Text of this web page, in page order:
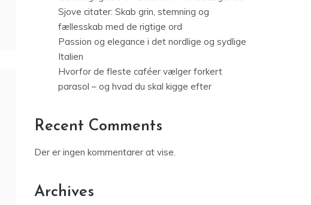
Sjove citater: Skab grin, stemning og
fællesskab med de rigtige ord
Passion og elegance i det nordlige og sydlige
Italien
Hvorfor de fleste caféer vælger forkert
parasol – og hvad du skal kigge efter
Recent Comments
Der er ingen kommentarer at vise.
Archives